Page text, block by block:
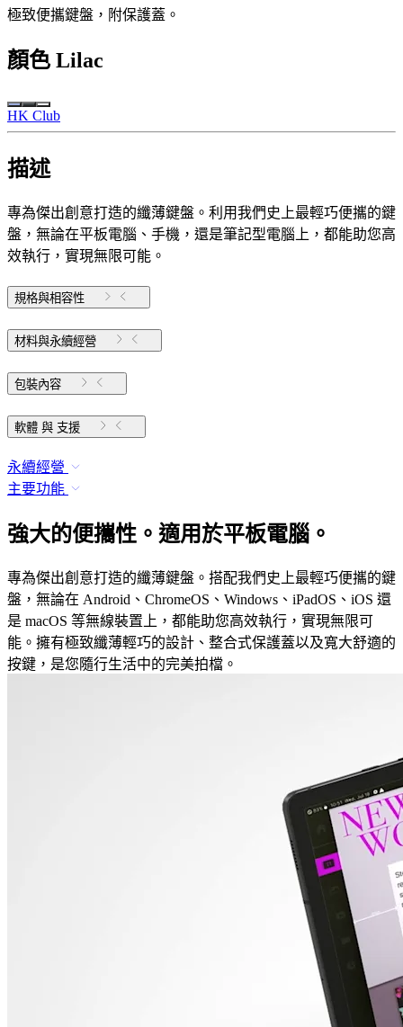
極致便攜鍵盤，附保護蓋。
顏色 Lilac
HK Club
描述
專為傑出創意打造的纖薄鍵盤。利用我們史上最輕巧便攜的鍵
盤，無論在平板電腦、手機，還是筆記型電腦上，都能助您高
效執行，實現無限可能。
規格與相容性
材料與永續經營
包裝內容
軟體 與 支援
永續經營
主要功能
強大的便攜性。適用於平板電腦。
專為傑出創意打造的纖薄鍵盤。搭配我們史上最輕巧便攜的鍵
盤，無論在 Android、ChromeOS、Windows、iPadOS、iOS 還
是 macOS 等無線裝置上，都能助您高效執行，實現無限可
能。擁有極致纖薄輕巧的設計、整合式保護蓋以及寬大舒適的
按鍵，是您隨行生活中的完美拍檔。